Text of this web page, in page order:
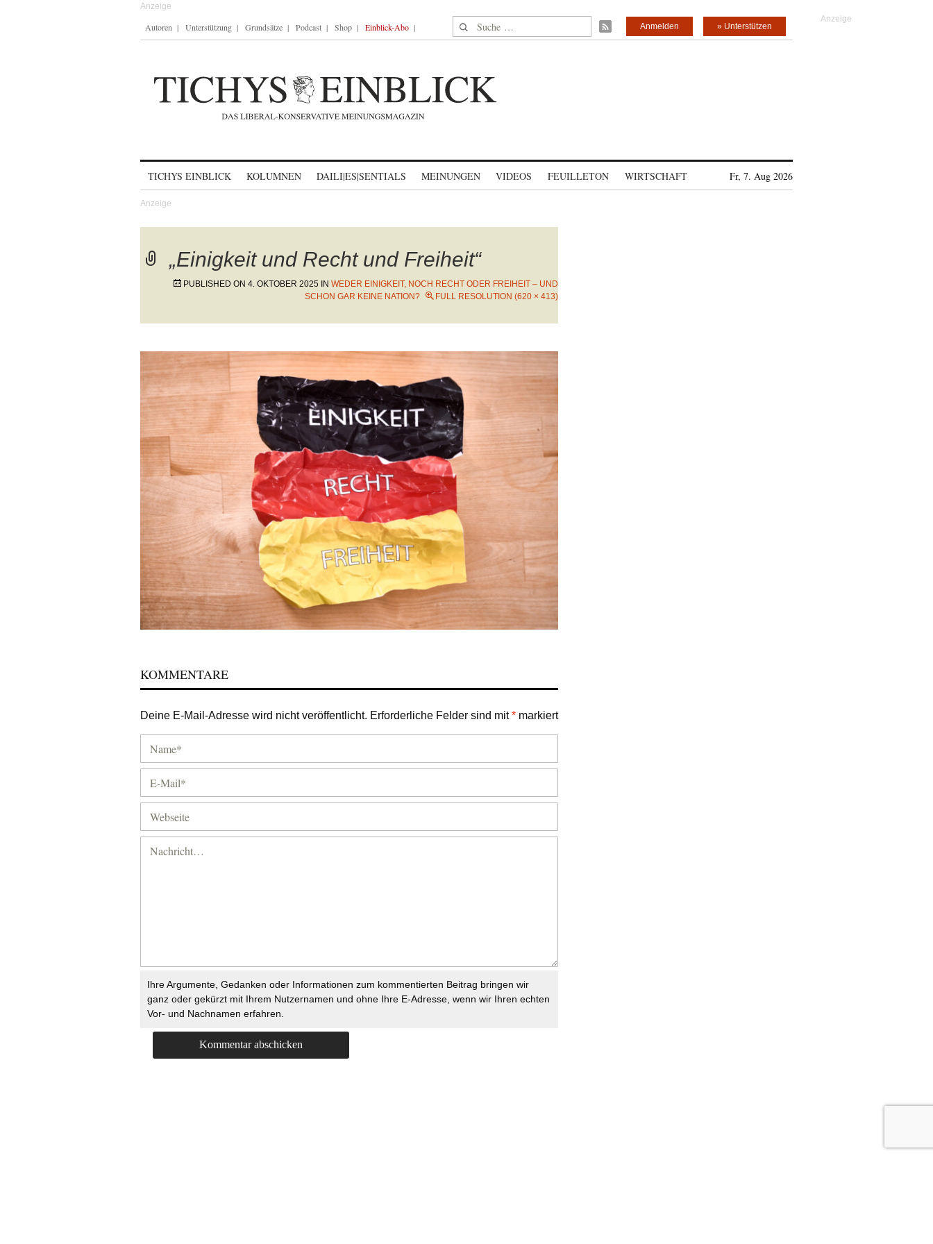
Autoren Unterstützung Grundsätze Podcast Shop Einblick-Abo Suche nach: » Unterstützen
Anmelden
TICHYS EINBLICK KOLUMNEN DAILI|ES|SENTIALS MEINUNGEN VIDEOS FEUILLETON WIRTSCHAFT Fr, 7. Aug 2026
„Einigkeit und Recht und Freiheit“
PUBLISHED ON 4. OKTOBER 2025 IN WEDER EINIGKEIT, NOCH RECHT ODER FREIHEIT – UND
SCHON GAR KEINE NATION?
FULL RESOLUTION (620 × 413)
KOMMENTARE
Deine E-Mail-Adresse wird nicht veröffentlicht. Erforderliche Felder sind mit* markiert
Ihre Argumente, Gedanken oder Informationen zum kommentierten Beitrag bringen wir
ganz oder gekürzt mit Ihrem Nutzernamen und ohne Ihre E-Adresse, wenn wir Ihren echten
Vor- und Nachnamen erfahren.